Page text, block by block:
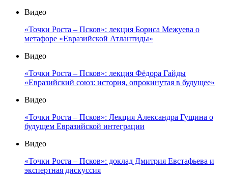
Видео
«Точки Роста – Псков»: лекция Бориса Межуева о
метафоре «Евразийской Атлантиды»
Видео
«Точки Роста – Псков»: лекция Фёдора Гайды
«Евразийский союз: история, опрокинутая в будущее»
Видео
«Точки Роста – Псков»: Лекция Александра Гущина о
будущем Евразийской интеграции
Видео
«Точки Роста – Псков»: доклад Дмитрия Евстафьева и
экспертная дискуссия